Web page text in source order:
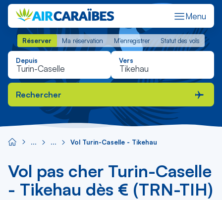
Menu
Réserver Ma réservation M'enregistrer Statut des vols
Réserver Ma réservation M'enregistrer Statut des vols
Depuis Vers
Rechercher
Vol Turin-Caselle - Tikehau
Vol pas cher Turin-Caselle
- Tikehau dès € (TRN-TIH)